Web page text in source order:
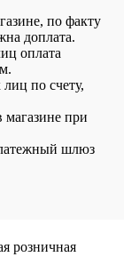
по факту
доплата.
оплата
по счету,
магазине при
шлюз
розничная